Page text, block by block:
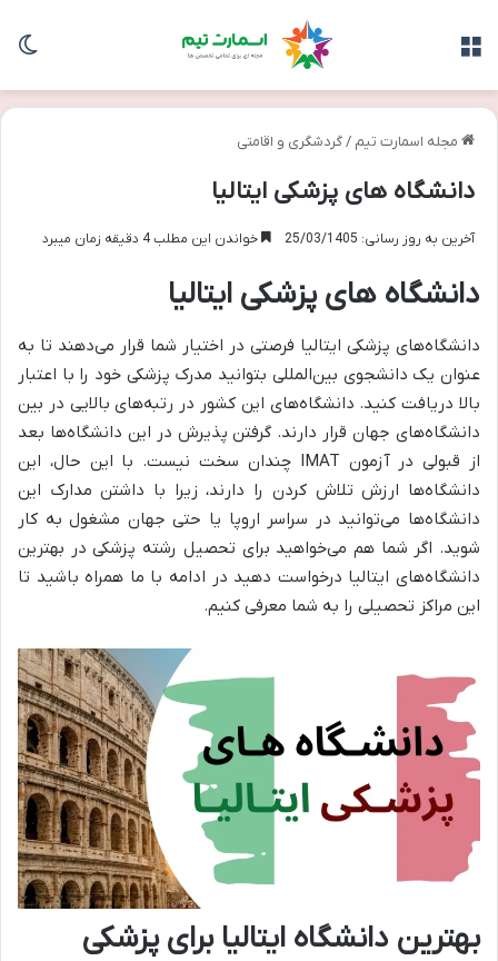
مجله اسمارت تیم /گردشگری و اقامتی
دانشگاه های پزشکی ایتالیا
آخرین به روز رسانی: 25/03/1405 خواندن این مطلب 4 دقیقه زمان میبرد
دانشگاه های پزشکی ایتالیا
دانشگاه‌های پزشکی ایتالیا فرصتی در اختیار شما قرار می‌دهند تا به
عنوان یک دانشجوی بین‌المللی بتوانید مدرک پزشکی خود را با اعتبار
بالا دریافت کنید. دانشگاه‌های این کشور در رتبه‌های بالایی در بین
دانشگاه‌های جهان قرار دارند. گرفتن پذیرش در این دانشگاه‌ها بعد
از قبولی در آزمون IMAT چندان سخت نیست. با این حال، این
دانشگاه‌ها ارزش تلاش کردن را دارند، زیرا با داشتن مدارک این
دانشگاه‌ها می‌توانید در سراسر اروپا یا حتی جهان مشغول به کار
شوید. اگر شما هم می‌خواهید برای تحصیل رشته پزشکی در بهترین
دانشگاه‌های ایتالیا درخواست دهید در ادامه با ما همراه باشید تا
این مراکز تحصیلی را به شما معرفی کنیم.
بهترین دانشگاه ایتالیا برای پزشکی